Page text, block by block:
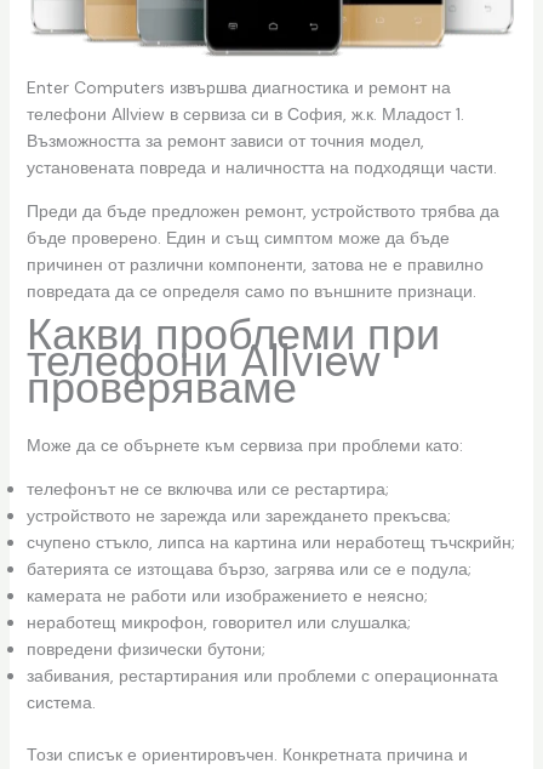
Enter Computers извършва диагностика и ремонт на
телефони Allview в сервиза си в София, ж.к. Младост 1.
Възможността за ремонт зависи от точния модел,
установената повреда и наличността на подходящи части.
Преди да бъде предложен ремонт, устройството трябва да
бъде проверено. Един и същ симптом може да бъде
причинен от различни компоненти, затова не е правилно
повредата да се определя само по външните признаци.
Какви проблеми при
телефони Allview
проверяваме
Може да се обърнете към сервиза при проблеми като:
телефонът не се включва или се рестартира;
устройството не зарежда или зареждането прекъсва;
счупено стъкло, липса на картина или неработещ тъчскрийн;
батерията се изтощава бързо, загрява или се е подула;
камерата не работи или изображението е неясно;
неработещ микрофон, говорител или слушалка;
повредени физически бутони;
забивания, рестартирания или проблеми с операционната
система.
Този списък е ориентировъчен. Конкретната причина и